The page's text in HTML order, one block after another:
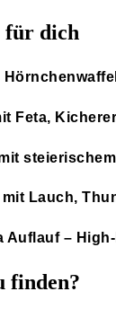
für dich
Feta,
Lauch,
Auflauf –
finden?